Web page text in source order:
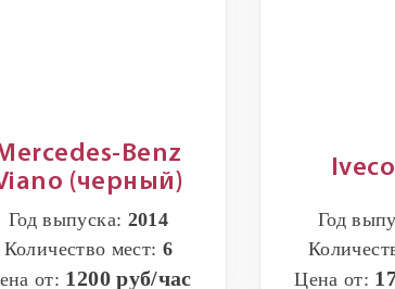
Benz
(черный)
Год выпуска: 2014
Количество мест: 6
от: 1200 руб/час
Год
Цена от: